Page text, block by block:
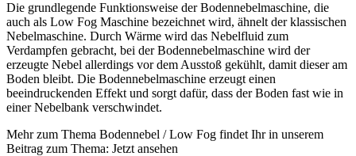
Die grundlegende Funktionsweise der Bodennebelmaschine, die
auch als Low Fog Maschine bezeichnet wird, ähnelt der klassischen
Nebelmaschine. Durch Wärme wird das Nebelfluid zum
Verdampfen gebracht, bei der Bodennebelmaschine wird der
erzeugte Nebel allerdings vor dem Ausstoß gekühlt, damit dieser am
Boden bleibt. Die Bodennebelmaschine erzeugt einen
beeindruckenden Effekt und sorgt dafür, dass der Boden fast wie in
einer Nebelbank verschwindet.
Mehr zum Thema Bodennebel / Low Fog findet Ihr in unserem
Beitrag zum Thema: Jetzt ansehen